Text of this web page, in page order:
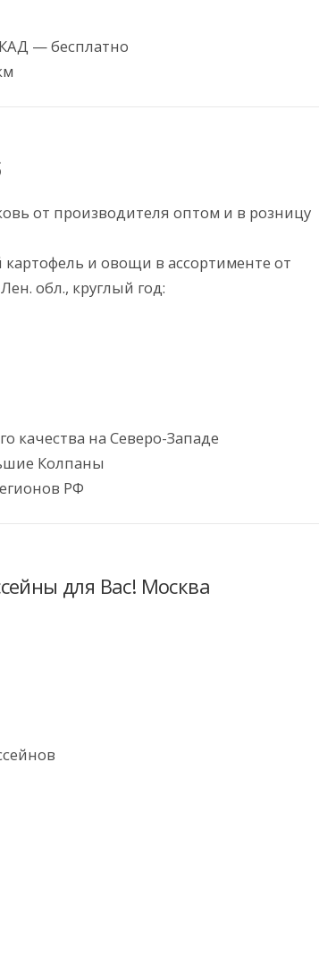
— бесплатно
от производителя оптом и в розницу
и овощи в ассортименте от
обл., круглый год:
качества на Северо-Западе
Колпаны
РФ
для Вас! Москва